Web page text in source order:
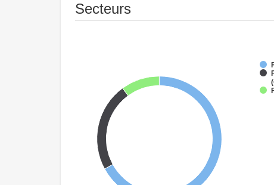
Secteurs